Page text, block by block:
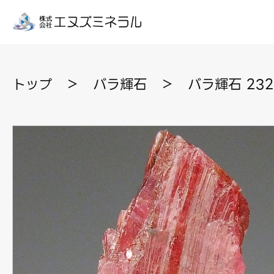
トップ ＞ バラ輝石 ＞ バラ輝石